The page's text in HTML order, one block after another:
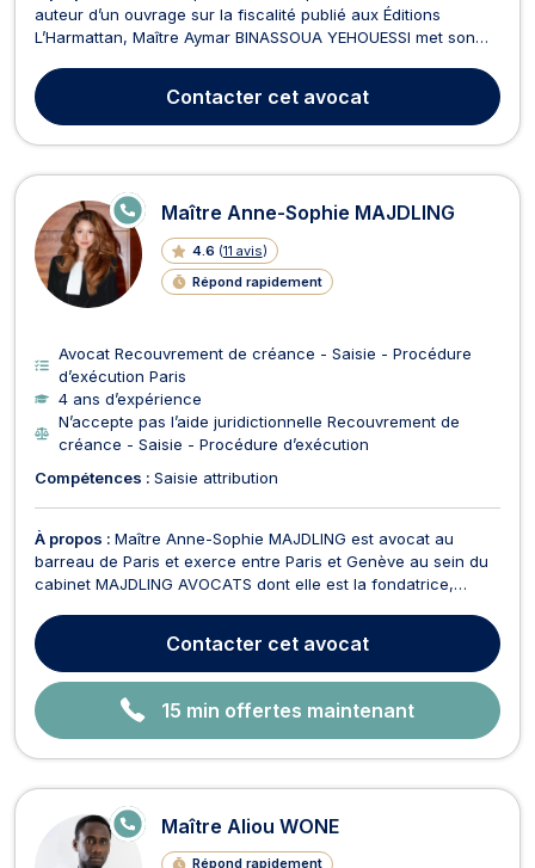
auteur d’un ouvrage sur la fiscalité publié aux Éditions
L’Harmattan, Maître Aymar BINASSOUA YEHOUESSI met son
entrepreneurs, investisseurs, professions libérales et
particuliers exigeants. Grâce à sa maîtrise du continent afr...
Contacter cet avocat
Maître Anne-Sophie MAJDLING
4.6 (11 avis)
Répond rapidement
E
N
LI
G
N
E
Avocat Recouvrement de créance - Saisie - Procédure
d’exécution Paris
4 ans d’expérience
N’accepte pas l’aide juridictionnelle Recouvrement de
créance - Saisie - Procédure d’exécution
Compétences : Saisie attribution
À propos : Maître Anne-Sophie MAJDLING est avocat au
barreau de Paris et exerce entre Paris et Genève au sein du
cabinet MAJDLING AVOCATS dont elle est la fondatrice,
commercial et international, droit pénal, droit des assurances.
Elle conseille et représente une clientèle ...
Contacter cet avocat
15 min offertes maintenant
Maître Aliou WONE
Répond rapidement
E
N